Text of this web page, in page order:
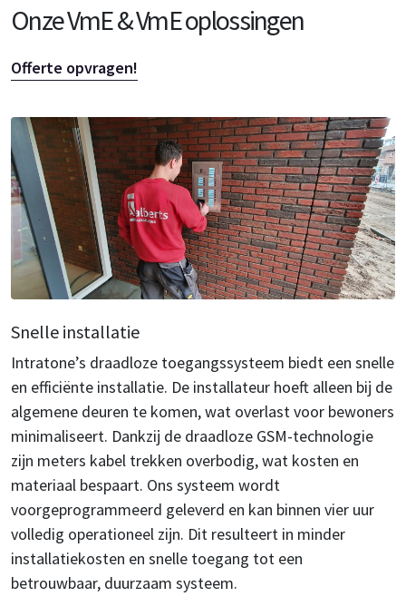
Onze VmE & VmE oplossingen
Offerte opvragen!
Snelle installatie
Intratone’s draadloze toegangssysteem biedt een snelle
en efficiënte installatie. De installateur hoeft alleen bij de
algemene deuren te komen, wat overlast voor bewoners
minimaliseert. Dankzij de draadloze GSM-technologie
zijn meters kabel trekken overbodig, wat kosten en
materiaal bespaart. Ons systeem wordt
voorgeprogrammeerd geleverd en kan binnen vier uur
volledig operationeel zijn. Dit resulteert in minder
installatiekosten en snelle toegang tot een
betrouwbaar, duurzaam systeem.